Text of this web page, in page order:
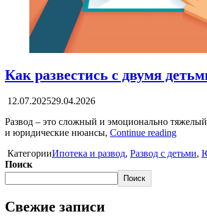
Как развестись с двумя
12.07.202529.04.2026
Развод – это сложный и эмоционально
и юридические нюансы, Continue reading
КатегорииИпотека и развод, Развод с детьми,
Поиск
Поиск
Свежие записи